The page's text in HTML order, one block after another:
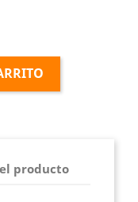
producto